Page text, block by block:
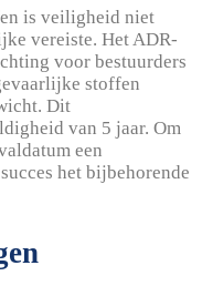
is veiligheid niet
vereiste. Het ADR-
voor bestuurders
stoffen
Dit
van 5 jaar. Om
een
het bijbehorende